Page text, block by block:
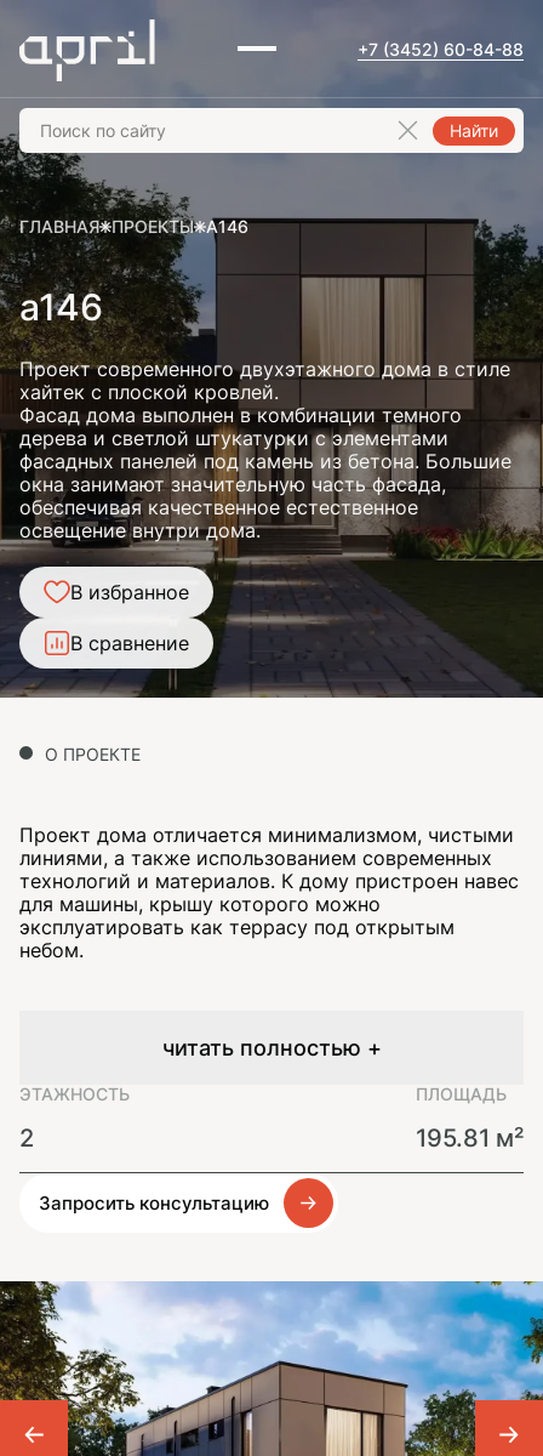
+7 (3452) 60-84-88
Найти
ГЛАВНАЯ ПРОЕКТЫ A146
a146
Проект современного двухэтажного дома в стиле
хайтек с плоской кровлей.
Фасад дома выполнен в комбинации темного
дерева и светлой штукатурки с элементами
фасадных панелей под камень из бетона. Большие
окна занимают значительную часть фасада,
обеспечивая качественное естественное
освещение внутри дома.
В избранное
В сравнение
О ПРОЕКТЕ
Проект дома отличается минимализмом, чистыми
линиями, а также использованием современных
технологий и материалов. К дому пристроен навес
для машины, крышу которого можно
эксплуатировать как террасу под открытым
небом.
читать полностью +
ЭТАЖНОСТЬ
2
ПЛОЩАДЬ
195.81 м²
Запросить консультацию